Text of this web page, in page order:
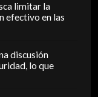
limitar la
efectivo en las
discusión
lo que